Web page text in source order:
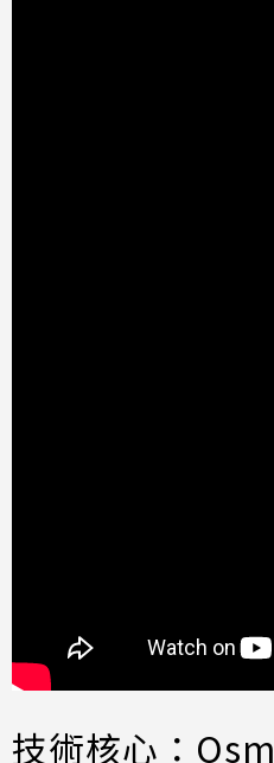
技術核心：